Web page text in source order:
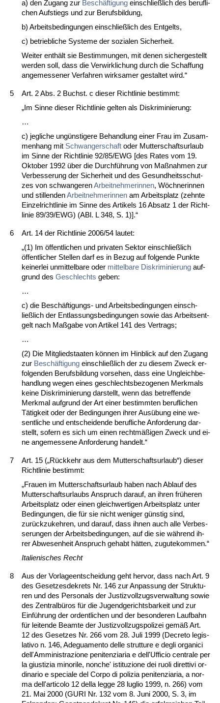
a) den Zu­gang zur Beschäfti­gung ein­sch­ließlich des be­ruf­li­
chen Auf­stiegs und zur Be­rufs­bil­dung,
b) Ar­beits­be­din­gun­gen ein­sch­ließlich des Ent­gelts,
c) be­trieb­li­che Sys­te­me der so­zia­len Si­cher­heit.
Wei­ter enthält sie Be­stim­mun­gen, mit de­nen si­cher­ge­stellt
wer­den soll, dass die Ver­wirk­li­chung durch die Schaf­fung
an­ge­mes­se­ner Ver­fah­ren wirk­sa­mer ge­stal­tet wird.“
5
Art. 2 Abs. 2 Buchst. c die­ser Richt­li­nie be­stimmt:
„Im Sin­ne die­ser Richt­li­nie gel­ten als Dis­kri­mi­nie­rung:
…
c) jeg­li­che ungüns­ti­ge­re Be­hand­lung ei­ner Frau im Zu­sam­
men­hang mit Schwan­ger­schaft oder Mut­ter­schafts­ur­laub
im Sin­ne der Richt­li­nie 92/85/EWG [des Ra­tes vom 19.
Ok­to­ber 1992 über die Durchführung von Maßnah­men zur
Ver­bes­se­rung der Si­cher­heit und des Ge­sund­heits­schut­
zes von schwan­ge­renAr­beit­neh­me­rin­nen, Wöch­ne­rin­nen
und stil­len­denAr­beit­neh­me­rin­nen am Ar­beits­platz (zehn­te
Ein­zel­richt­li­nie im Sin­ne des Ar­ti­kels 16 Ab­satz 1 der Richt­
li­nie 89/39/EWG) (ABl. L 348, S. 1)].“
6
Art. 14 der Richt­li­nie 2006/54 lau­tet:
„(1) Im öffent­li­chen und pri­va­ten Sek­tor ein­sch­ließlich
öffent­li­cher Stel­len darf es in Be­zug auf fol­gen­de Punk­te
kei­ner­lei un­mit­tel­ba­re oder mit­tel­ba­re Dis­kri­mi­nie­rung auf­
grund des Ge­schlechts ge­ben:
…
c) die Beschäfti­gungs- und Ar­beits­be­din­gun­gen ein­sch­
ließlich der Ent­las­sungs­be­din­gun­gen so­wie das Ar­beits­ent­
gelt nach Maßga­be von Ar­ti­kel 141 des Ver­trags;
…
(2) Die Mit­glied­staa­ten können im Hin­blick auf den Zu­gang
zur Beschäfti­gung ein­sch­ließlich der zu die­sem Zweck er­
fol­gen­den Be­rufs­bil­dung vor­se­hen, dass ei­ne Un­gleich­be­
hand­lung we­gen ei­nes ge­schlechts­be­zo­ge­nen Merk­mals
kei­ne Dis­kri­mi­nie­rung dar­stellt, wenn das be­tref­fen­de
Merk­mal auf­grund der Art ei­ner be­stimm­ten be­ruf­li­chen
Tätig­keit oder der Be­din­gun­gen ih­rer Ausübung ei­ne we­
sent­li­che und ent­schei­den­de be­ruf­li­che An­for­de­rung dar­
stellt, so­fern es sich um ei­nen rechtmäßigen Zweck und ei­
ne an­ge­mes­se­ne An­for­de­rung han­delt.“
7
Art. 15 („Rück­kehr aus dem Mut­ter­schafts­ur­laub“) die­ser
Richt­li­nie be­stimmt:
„Frau­en im Mut­ter­schafts­ur­laub ha­ben nach Ab­lauf des
Mut­ter­schafts­ur­laubs An­spruch dar­auf, an ih­ren frühe­ren
Ar­beits­platz oder ei­nen gleich­wer­ti­gen Ar­beits­platz un­ter
Be­din­gun­gen, die für sie nicht we­ni­ger güns­tig sind,
zurück­zu­keh­ren, und dar­auf, dass ih­nen auch al­le Ver­bes­
se­run­gen der Ar­beits­be­din­gun­gen, auf die sie während ih­
rer Ab­we­sen­heit An­spruch ge­habt hätten, zu­gu­te­kom­men.“
Ita­lie­ni­sches Recht
8
Aus der Vor­la­ge­ent­schei­dung geht her­vor, dass nach Art. 9
des Ge­set­zes­de­krets Nr. 146 zur An­pas­sung der Struk­tu­
ren und des Per­so­nals der Jus­tiz­voll­zugs­ver­wal­tung so­wie
des Zen­tralbüros für die Ju­gend­ge­richts­bar­keit und zur
Einführung der or­dent­li­chen und der be­son­de­ren Lauf­bahn
für lei­ten­de Be­am­te der Jus­tiz­voll­zugs­po­li­zei gemäß Art.
12 des Ge­set­zes Nr. 266 vom 28. Ju­li 1999 (De­cre­to le­gis­
la­tivo n. 146, Ade­gu­a­men­to del­le strut­tu­re e de­gli or­ga­ni­ci
dell'Ammi­nis­tra­zio­ne pe­ni­ten­zi­a­ria e dell'Uf­fi­cio cen­tra­le per
la gius­ti­zia mi­no­ri­le, non­che' is­ti­tu­zio­ne dei ruo­li di­ret­ti­vi or­
di­na­rio e spe­cia­le del Cor­po di po­li­zia pe­ni­ten­zi­a­ria, a nor­
ma dell'ar­ti­co­lo 12 del­la leg­ge 28 lug­lio 1999, n. 266) vom
21. Mai 2000 (GURI Nr. 132 vom 8. Ju­ni 2000, S. 3, im